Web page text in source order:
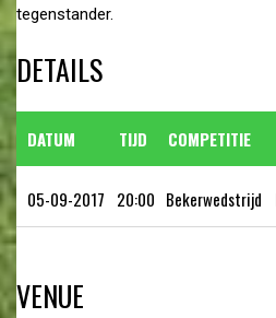
tegenstander.
DETAILS
DATUM TIJD COMPETITIE
05-09-2017 20:00 Bekerwedstrijd
VENUE